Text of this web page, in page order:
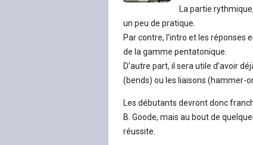
La partie
un peu de pratique.
Par contre, l’intro et les réponses
de la gamme pentatonique.
D’autre part, il sera utile d’avoir
(bends) ou les liaisons (hammer-
Les débutants devront donc
B. Goode, mais au bout de
réussite.